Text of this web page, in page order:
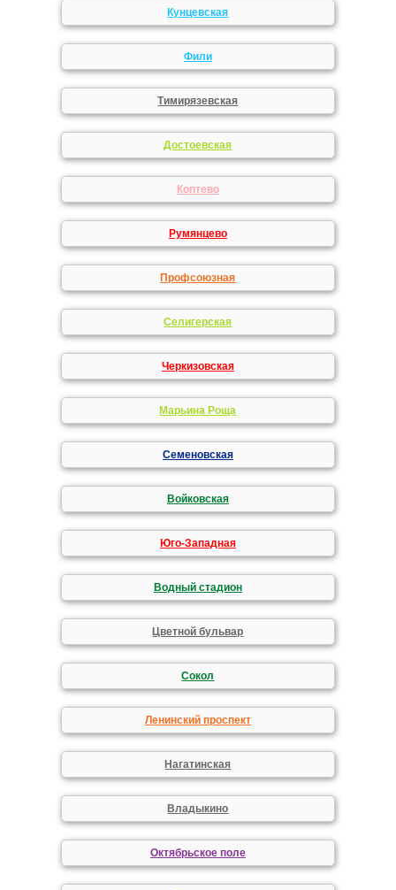
Кунцевская
Фили
Тимирязевская
Достоевская
Коптево
Румянцево
Профсоюзная
Селигерская
Черкизовская
Марьина Роща
Семеновская
Войковская
Юго-Западная
Водный стадион
Цветной бульвар
Сокол
Ленинский проспект
Нагатинская
Владыкино
Октябрьское поле